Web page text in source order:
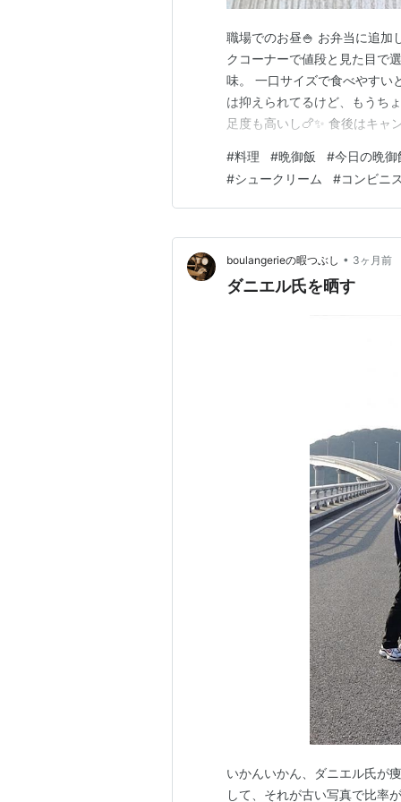
職場でのお昼🍚 お弁当に追加
クコーナーで値段と見た目で
味。 一口サイズで食べやすい
は抑えられてるけど、もうち
足度も高いし🍗✨ 食後はキャ
す。 あまさ控えめのミルク
んか物足らん感じ。 やっぱ
#料理 #晩御飯 #今日の晩御
#シュークリーム #コンビニ
boulangerieの暇つぶし • 3ヶ月前
ダニエル氏を晒す
いかんいかん、ダニエル氏が
して、それが古い写真で比率